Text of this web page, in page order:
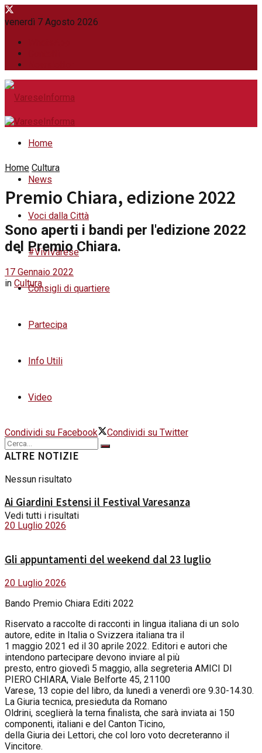
venerdì 7 Agosto 2026
Home
News
Voci dalla Città
#ViviVarese
Consigli di quartiere
Partecipa
Info Utili
Video
Nessun risultato
Vedi tutti i risultati
Home Cultura
Premio Chiara, edizione 2022
Sono aperti i bandi per l'edizione 2022
del Premio Chiara.
17 Gennaio 2022
in Cultura
Condividi su Facebook Condividi su Twitter
ALTRE NOTIZIE
Ai Giardini Estensi il Festival Varesanza
20 Luglio 2026
Gli appuntamenti del weekend dal 23 luglio
20 Luglio 2026
Bando Premio Chiara Editi 2022
Riservato a raccolte di racconti in lingua italiana di un solo
autore, edite in Italia o Svizzera italiana tra il
1 maggio 2021 ed il 30 aprile 2022. Editori e autori che
intendono partecipare devono inviare al più
presto, entro giovedì 5 maggio, alla segreteria AMICI DI
PIERO CHIARA, Viale Belforte 45, 21100
Varese, 13 copie del libro, da lunedì a venerdì ore 9.30-14.30.
La Giuria tecnica, presieduta da Romano
Oldrini, sceglierà la terna finalista, che sarà inviata ai 150
componenti, italiani e del Canton Ticino,
della Giuria dei Lettori, che col loro voto decreteranno il
Vincitore.